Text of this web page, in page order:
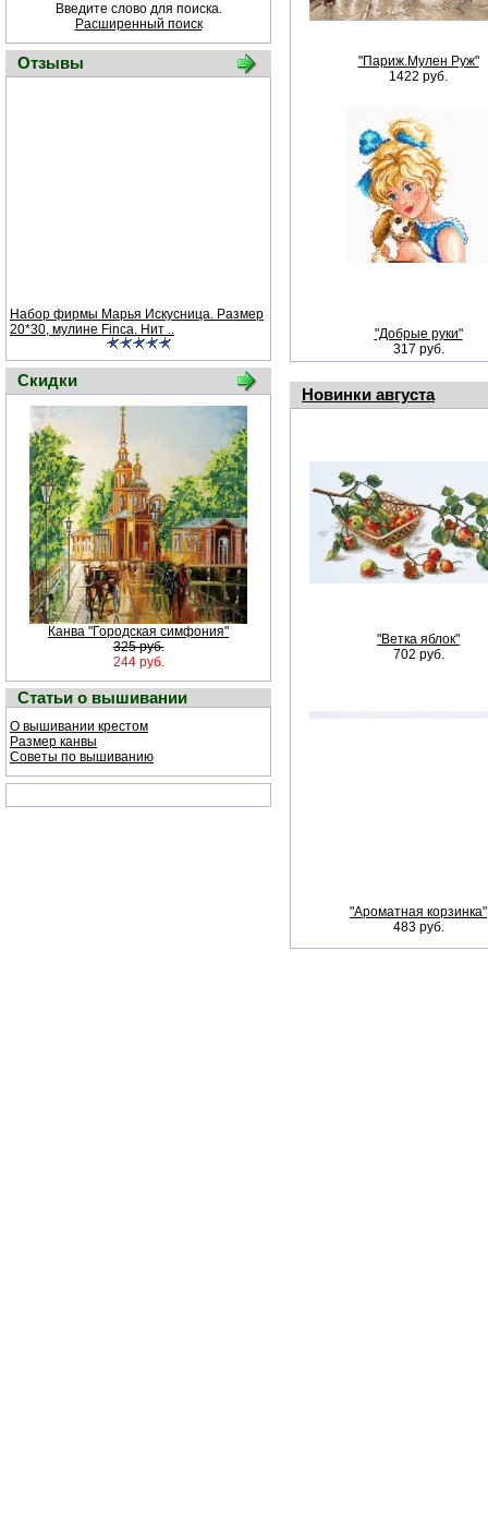
Введите слово для поиска.
Расширенный поиск
Отзывы
Набор фирмы Марья Искусница. Размер
20*30, мулине Finca. Нит ..
Скидки
Канва "Городская симфония"
325 руб.
244 руб.
Статьи о вышивании
О вышивании крестом
Размер канвы
Советы по вышиванию
"Париж.Мулен Руж"
1422 руб.
"Добрые руки"
317 руб.
Новинки августа
"Ветка яблок"
702 руб.
"Ароматная корзинка"
483 руб.